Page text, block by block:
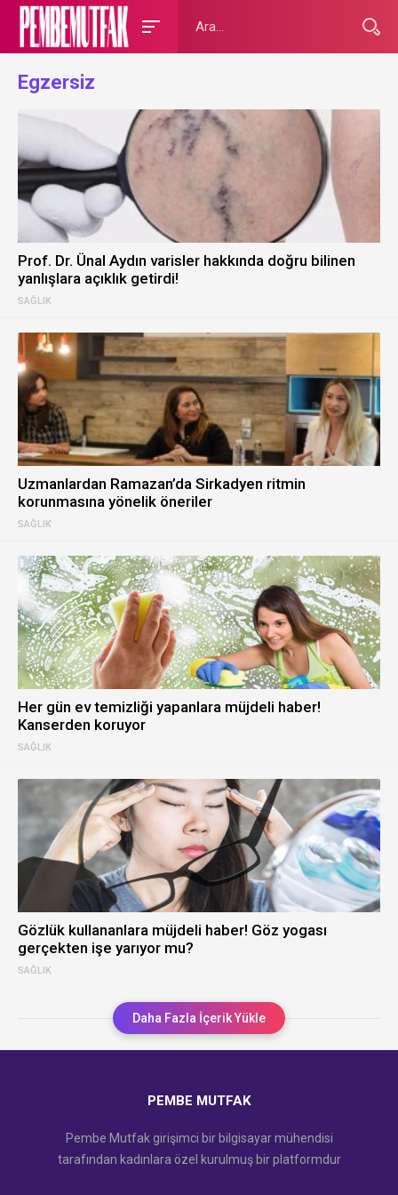
Egzersiz
SAĞLIK
Prof. Dr. Ünal Aydın varisler hakkında doğru bilinen
yanlışlara açıklık getirdi!
SAĞLIK
Uzmanlardan Ramazan’da Sirkadyen ritmin
korunmasına yönelik öneriler
SAĞLIK
Her gün ev temizliği yapanlara müjdeli haber!
Kanserden koruyor
SAĞLIK
Gözlük kullananlara müjdeli haber! Göz yogası
gerçekten işe yarıyor mu?
Daha Fazla İçerik Yükle
PEMBE MUTFAK
Pembe Mutfak girişimci bir bilgisayar mühendisi
tarafından kadınlara özel kurulmuş bir platformdur